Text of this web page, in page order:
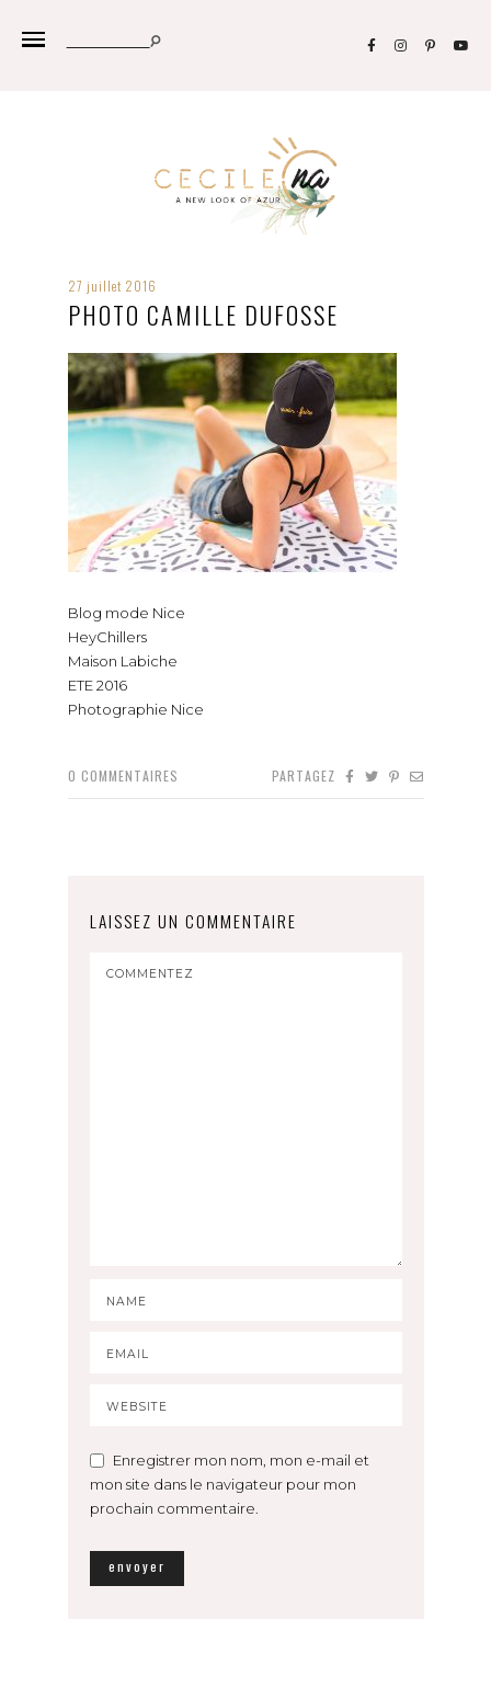
27 juillet 2016
PHOTO CAMILLE DUFOSSE
Blog mode Nice
HeyChillers
Maison Labiche
ETE 2016
Photographie Nice
0 COMMENTAIRES PARTAGEZ
LAISSEZ UN COMMENTAIRE
Enregistrer mon nom, mon e-mail et
mon site dans le navigateur pour mon
prochain commentaire.